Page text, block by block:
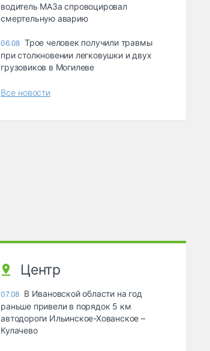
водитель МАЗа спровоцировал
смертельную аварию
06.08 Трое человек получили травмы
при столкновении легковушки и двух
грузовиков в Могилеве
Все новости
Центр
07.08 В Ивановской области на год
раньше привели в порядок 5 км
автодороги Ильинское-Хованское –
Кулачево